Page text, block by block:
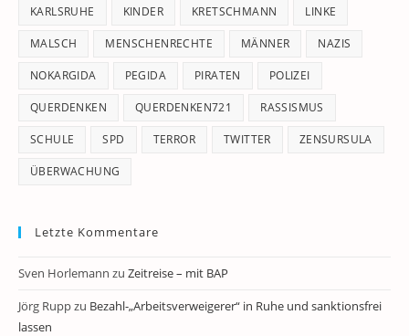
KARLSRUHE KINDER KRETSCHMANN LINKE
MALSCH MENSCHENRECHTE MÄNNER NAZIS
NOKARGIDA PEGIDA PIRATEN POLIZEI
QUERDENKEN QUERDENKEN721 RASSISMUS
SCHULE SPD TERROR TWITTER ZENSURSULA
ÜBERWACHUNG
Letzte Kommentare
Sven Horlemann zu Zeitreise – mit BAP
Jörg Ruppzu Bezahl-„Arbeitsverweigerer“ in Ruhe und sanktionsfrei
lassen